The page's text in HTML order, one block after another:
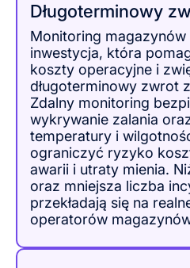
Długoterminowy
Monitoring
inwestycja, która
koszty operacyjne i
długoterminowy zwrot
Zdalny monitoring
wykrywanie zalania
temperatury i
ograniczyć ryzyko
awarii i utraty mienia.
oraz mniejsza liczba
przekładają się na
operatorów